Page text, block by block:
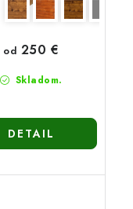
Skladom.
od 250 €
DETAIL